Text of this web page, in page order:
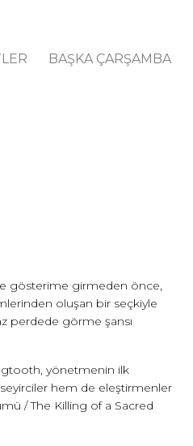
BAŞKA ÇARŞAMBA
gösterime girmeden önce,
oluşan bir seçkiyle
perdede görme şansı
yönetmenin ilk
hem de eleştirmenler
/ The Killing of a Sacred